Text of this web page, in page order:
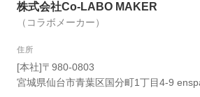
株式会社Co-LABO MAKER
（コラボメーカー）
住所
[本社]〒980-0803
宮城県仙台市青葉区国分町1丁目4-9